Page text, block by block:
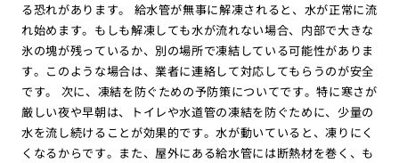
る恐れがあります。 給水管が無事に解凍されると、水が正常に流
れ始めます。もしも解凍しても水が流れない場合、内部で大きな
氷の塊が残っているか、別の場所で凍結している可能性がありま
す。このような場合は、業者に連絡して対応してもらうのが安全
です。 次に、凍結を防ぐための予防策についてです。特に寒さが
厳しい夜や早朝は、トイレや水道管の凍結を防ぐために、少量の
水を流し続けることが効果的です。水が動いていると、凍りにく
くなるからです。また、屋外にある給水管には断熱材を巻く、も